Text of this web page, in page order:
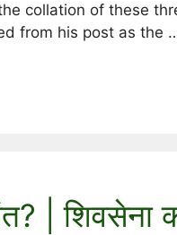
collation of these
from his post as the
| शिवसेना